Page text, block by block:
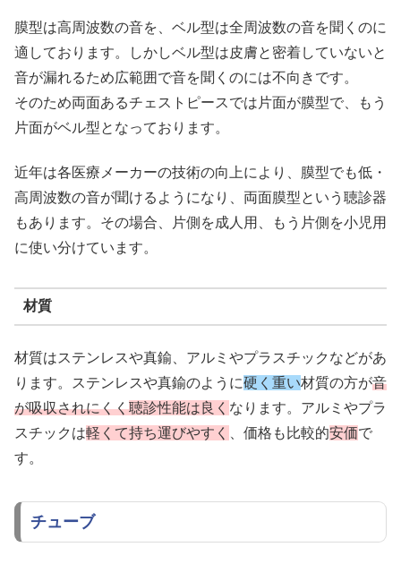
膜型は高周波数の音を、ベル型は全周波数の音を聞くのに
適しております。しかしベル型は皮膚と密着していないと
音が漏れるため広範囲で音を聞くのには不向きです。
そのため両面あるチェストピースでは片面が膜型で、もう
片面がベル型となっております。
近年は各医療メーカーの技術の向上により、膜型でも低・
高周波数の音が聞けるようになり、両面膜型という聴診器
もあります。その場合、片側を成人用、もう片側を小児用
に使い分けています。
材質
材質はステンレスや真鍮、アルミやプラスチックなどがあ
ります。ステンレスや真鍮のように硬く重い材質の方が音
が吸収されにくく聴診性能は良く なります。アルミやプラ
スチックは軽くて持ち運びやすく 、価格も比較的安価で
す。
チューブ